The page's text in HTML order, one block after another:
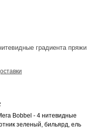
градиента пряжи
Bobbel - 4 нитевидные
зеленый, бильярд, ель